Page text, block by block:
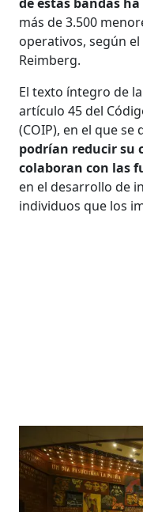
más de 3.500
operativos, según
Reimberg.
El texto íntegro de
artículo 45 del
(COIP), en el que se
podrían reducir su
colaboran con las
en el desarrollo de
individuos que los